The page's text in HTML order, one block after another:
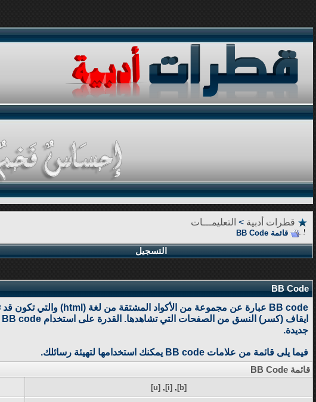
قطرات أدبية > التعليمـــات
قائمة BB Code
التسجيل
BB Code
جديدة.
فيما يلى قائمة من علامات BB code يمكنك استخدامها لتهيئة رسائلك.
قائمة BB Code
[b]
,
[i]
,
[u]